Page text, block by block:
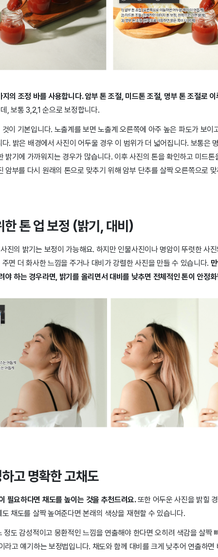
의 조정 바를 사용합니다. 암부 톤 조절, 미드톤 조절, 명부 톤 조절로
, 보통 3,2,1 순으로 보정합니다.
이 기본입니다. 노출계를 보면 노출계 오른쪽에 아주 높은 파도가 보이
. 밝은 배경에서 사진이 어두울 경우 이 범위가 더 넓어집니다. 보통은
밝기에 가까워지는 경우가 많습니다. 이후 사진의 톤을 확인하고 미드
암부를 다시 원래의 톤으로 맞추기 위해 암부 단추를 살짝 오른쪽으로
한 톤 업 보정 (밝기, 대비)
진의 밝기는 보정이 가능해요. 하지만 인물사진이나 명암이 뚜렷한 사
면 더 화사한 느낌을 주거나 대비가 강렬한 사진을 만들 수 있습니다.
야 하는 경우라면, 밝기를 올리면서 대비를 낮추면 전체적인 톤이 안정
고 명확한 고채도
필요하다면 채도를 높이는 것을 추천드려요.또한 어두운 사진을 밝힐
채도를 살짝 높여준다면 본래의 색상을 재현할 수 있습니다.
정도 감성적이고 몽환적인 느낌을 연출해야 한다면 오히려 색감을 살짝
라고 얘기하는 보정법입니다. 채도와 함께 대비를 크게 낮추어 연출하면